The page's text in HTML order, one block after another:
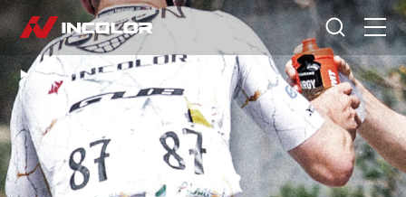
首页
自行车
零部件
选择语言
首页/关于我们/联系我们